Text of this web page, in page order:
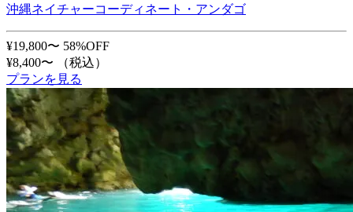
沖縄ネイチャーコーディネート・アンダゴ
¥19,800〜 58%OFF
¥8,400〜
（税込）
プランを見る